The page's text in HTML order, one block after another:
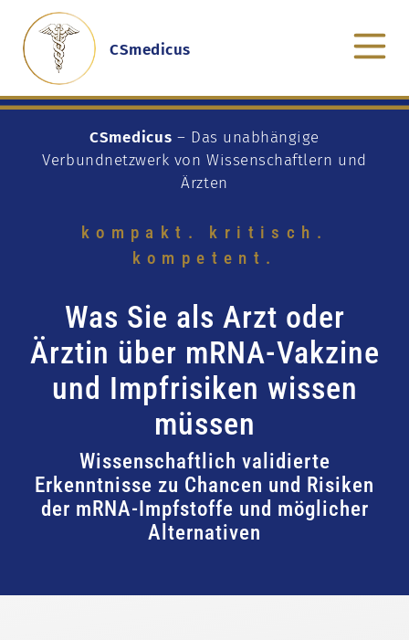
CSmedicus
CSmedicus – Das unabhängige
Verbundnetzwerk von Wissenschaftlern und
Ärzten
kompakt. kritisch.
kompetent.
Was Sie als Arzt oder
Ärztin über mRNA-Vakzine
und Impfrisiken wissen
müssen
Wissenschaftlich validierte
Erkenntnisse zu Chancen und Risiken
der mRNA-Impfstoffe und möglicher
Alternativen